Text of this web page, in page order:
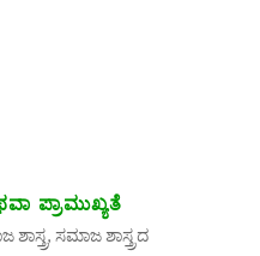
ಪ್ರಾಮುಖ್ಯತೆ
ಶಾಸ್ತ್ರ, ಸಮಾಜ ಶಾಸ್ತ್ರದ